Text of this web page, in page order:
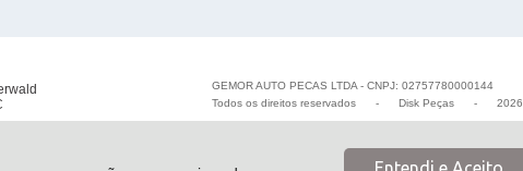
GEMOR AUTO PECAS LTDA - CNPJ: 02757780000144
Todos os direitos reservados
- Disk Peças - 2026